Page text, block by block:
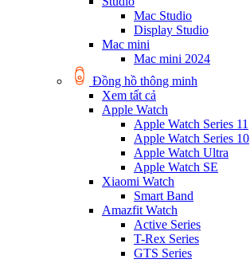
Mac Studio
Display Studio
Mac mini
Mac mini 2024
Đồng hồ thông minh
Xem tất cả
Apple Watch
Apple Watch Series 11
Apple Watch Series 10
Apple Watch Ultra
Apple Watch SE
Xiaomi Watch
Smart Band
Amazfit Watch
Active Series
T-Rex Series
GTS Series